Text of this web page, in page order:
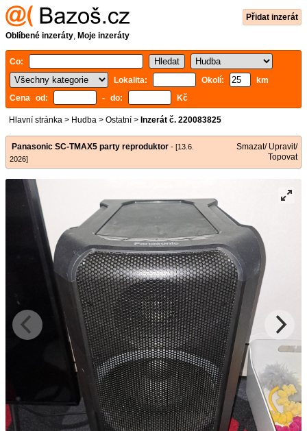
Přidat inzerát
Oblíbené inzeráty, Moje inzeráty
Co:
Lokalita:
Okolí:
km
Cena od:
- do: Kč
Hlavní stránka > Hudba > Ostatní > Inzerát č. 220083825
Panasonic SC-TMAX5 party reproduktor - [13.6.
2026]
Smazat/ Upravit/
Topovat